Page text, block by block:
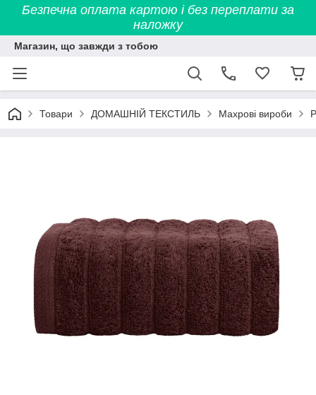
Безпечна оплата картою і без переплати за
наложку
Магазин, що завжди з тобою
Товари ДОМАШНІЙ ТЕКСТИЛЬ Махрові вироби